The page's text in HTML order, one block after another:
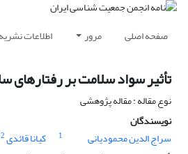
صفحه اصلی مرور اطلاعات نشریه
تأثیر سواد سلامت بر
نوع مقاله : مقاله پژوهشی
نویسندگان
سراج الدین محمودیانی
1 کیانا قائدی2